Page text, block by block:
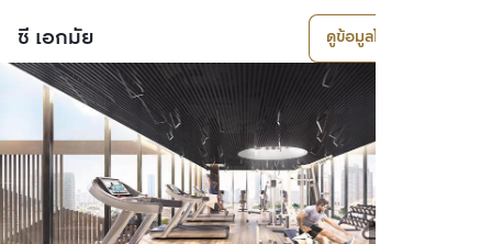
ซี เอกมัย ดูข้อมูลโครงการ